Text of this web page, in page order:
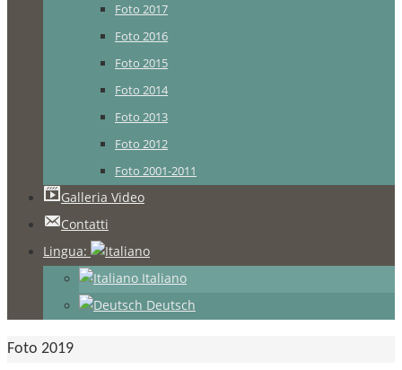
Foto 2017
Foto 2016
Foto 2015
Foto 2014
Foto 2013
Foto 2012
Foto 2001-2011
Galleria Video
Contatti
Lingua:
Italiano
Deutsch
Home
Foto 2019